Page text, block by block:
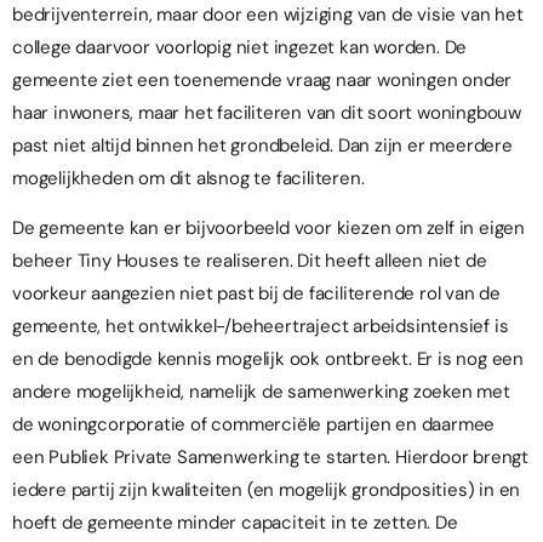
bedrijventerrein, maar door een wijziging van de visie van het
college daarvoor voorlopig niet ingezet kan worden. De
gemeente ziet een toenemende vraag naar woningen onder
haar inwoners, maar het faciliteren van dit soort woningbouw
past niet altijd binnen het grondbeleid. Dan zijn er meerdere
mogelijkheden om dit alsnog te faciliteren.
De gemeente kan er bijvoorbeeld voor kiezen om zelf in eigen
beheer Tiny Houses te realiseren. Dit heeft alleen niet de
voorkeur aangezien niet past bij de faciliterende rol van de
gemeente, het ontwikkel-/beheertraject arbeidsintensief is
en de benodigde kennis mogelijk ook ontbreekt. Er is nog een
andere mogelijkheid, namelijk de samenwerking zoeken met
de woningcorporatie of commerciële partijen en daarmee
een Publiek Private Samenwerking te starten. Hierdoor brengt
iedere partij zijn kwaliteiten (en mogelijk grondposities) in en
hoeft de gemeente minder capaciteit in te zetten. De